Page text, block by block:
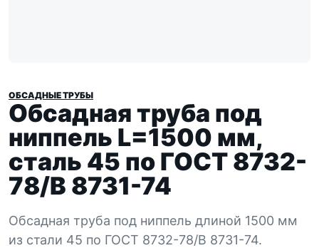
ОБСАДНЫЕ ТРУБЫ
Обсадная труба под
ниппель L=1500 мм,
сталь 45 по ГОСТ 8732-
78/В 8731-74
Обсадная труба под ниппель длиной 1500 мм
из стали 45 по ГОСТ 8732-78/В 8731-74.